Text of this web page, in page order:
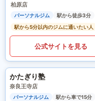
柏原店
パーソナルジム
駅から徒歩3分
駅から5分以内のジムに通いたい人
公式サイトを見る
かたぎり塾
奈良王寺店
パーソナルジム
駅から車で15分